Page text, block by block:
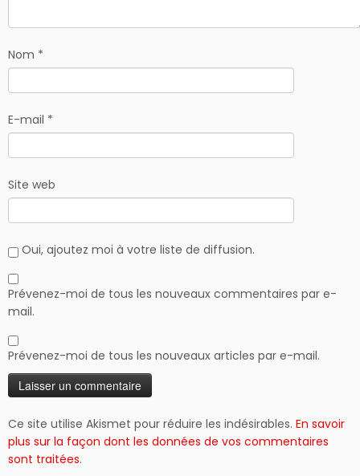
Nom *
E-mail *
Site web
Oui, ajoutez moi à votre liste de diffusion.
Prévenez-moi de tous les nouveaux commentaires par e-
mail.
Prévenez-moi de tous les nouveaux articles par e-mail.
Ce site utilise Akismet pour réduire les indésirables. En savoir
plus sur la façon dont les données de vos commentaires
sont traitées.